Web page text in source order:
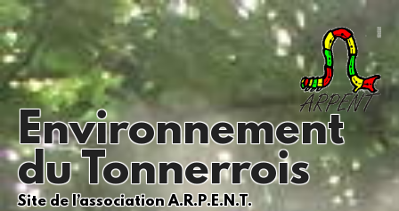
Environnement
du Tonnerrois
Site de l’association A.R.P.E.N.T.